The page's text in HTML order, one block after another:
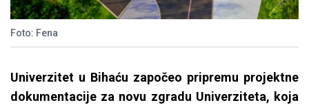
Foto: Fena
Univerzitet u Bihaću započeo pripremu projektne
dokumentacije za novu zgradu Univerziteta, koja